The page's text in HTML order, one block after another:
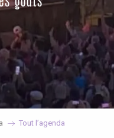
Tout l’agenda